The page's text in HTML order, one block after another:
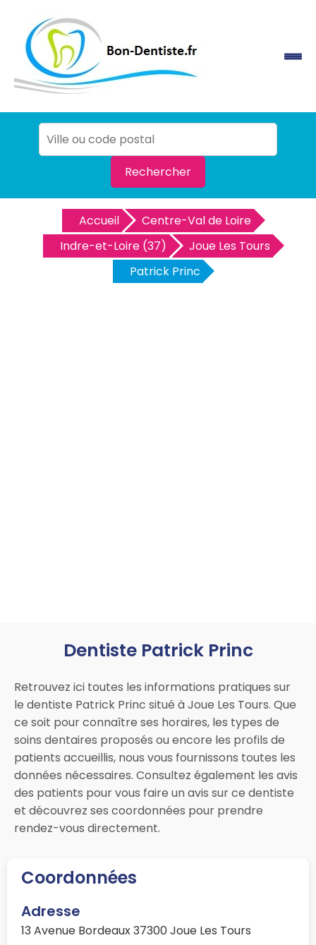
Rechercher
Accueil
Centre-Val de Loire
Indre-et-Loire (37)
Joue Les Tours
Patrick Princ
Dentiste Patrick Princ
Retrouvez ici toutes les informations pratiques sur
le dentiste Patrick Princ situé à Joue Les Tours. Que
ce soit pour connaître ses horaires, les types de
soins dentaires proposés ou encore les profils de
patients accueillis, nous vous fournissons toutes les
données nécessaires. Consultez également les avis
des patients pour vous faire un avis sur ce dentiste
et découvrez ses coordonnées pour prendre
rendez-vous directement.
Coordonnées
Adresse
13 Avenue Bordeaux 37300 Joue Les Tours